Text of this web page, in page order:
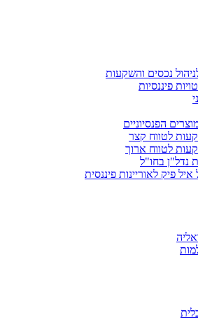
נכסים והשקעות
פיננסיות
הפנסיוניים
לטווח קצר
לטווח ארוך
נדל"ן בחו"ל
פיק לאוריינות פיננסית